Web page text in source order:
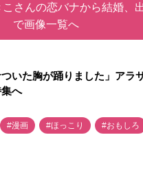
さんの恋バナから結婚、
で画像一覧へ
いた胸が踊りました」アラ
へ
#漫画 #ほっこり #おもしろ